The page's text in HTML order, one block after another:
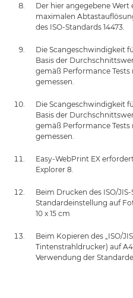
Der hier angegebene
maximalen
des ISO-Standards 14473.
Die Scangeschwindigkeit
Basis der
gemäß Performance Tests
gemessen.
Die Scangeschwindigkeit
Basis der
gemäß Performance Tests
gemessen.
Easy-WebPrint EX
Explorer 8.
Beim Drucken des ISO/
Standardeinstellung auf
10 x 15 cm
Beim Kopieren des „ISO/
Tintenstrahldrucker) auf
Verwendung der